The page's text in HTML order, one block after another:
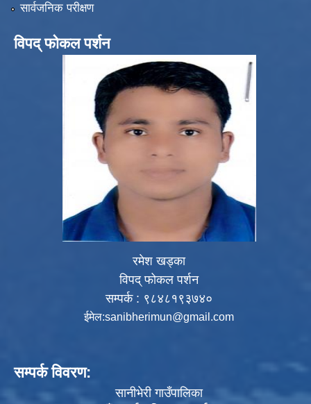
सार्वजनिक परीक्षण
विपद् फोकल पर्शन
रमेश खड्का
विपद् फोकल पर्शन
सम्पर्क : ९८४८१९३७४०
ईमेल:sanibherimun@gmail.com
सम्पर्क विवरण:
सानीभेरी गाउँपालिका